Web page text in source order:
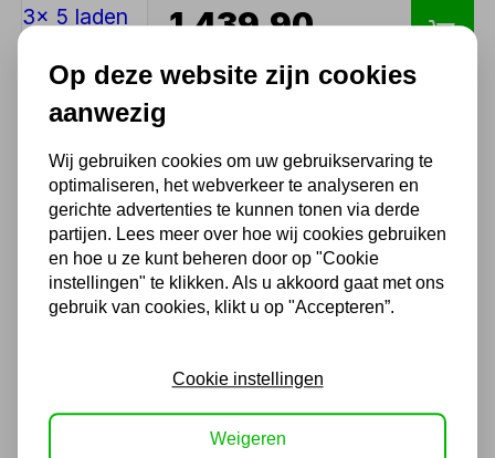
1.439,90
deuren 12 laden kast
1.373,35
1.135,00 excl. BTW
Verrijdbare werkbank 2
847,00
700,00 excl. BTW
Op deze website zijn cookies
aanwezig
Wij gebruiken cookies om uw gebruikservaring te
optimaliseren, het webverkeer te analyseren en
gerichte advertenties te kunnen tonen via derde
partijen. Lees meer over hoe wij cookies gebruiken
en hoe u ze kunt beheren door op "Cookie
instellingen" te klikken. Als u akkoord gaat met ons
gebruik van cookies, klikt u op "Accepteren”.
Cookie instellingen
Weigeren